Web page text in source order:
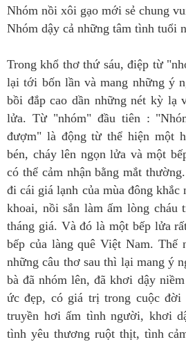
Nhóm nồi xôi gạo mới sẻ chung
Nhóm dậy cả những tâm tình tuổi
Trong khổ thơ thứ sáu, điệp từ
lại tới bốn lần và mang những ý
bồi đắp cao dần những nét kỳ lạ
lửa. Từ "nhóm" đầu tiên :
đượm" là động từ thể hiện một
bén, cháy lên ngọn lửa và một
có thể cảm nhận bằng mắt
đi cái giá lạnh của mùa đông
khoai, nồi sắn làm ấm lòng cháu
tháng giá. Và đó là một bếp lửa
bếp của làng quê Việt Nam. Thế
những câu thơ sau thì lại mang ý
bà đã nhóm lên, đã khơi dậy
ức đẹp, có giá trị trong cuộc
truyền hơi ấm tình người, khơi
tình yêu thương ruột thịt, tình